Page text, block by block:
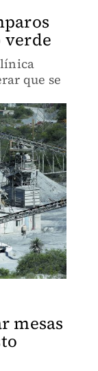
verde
que se
mesas